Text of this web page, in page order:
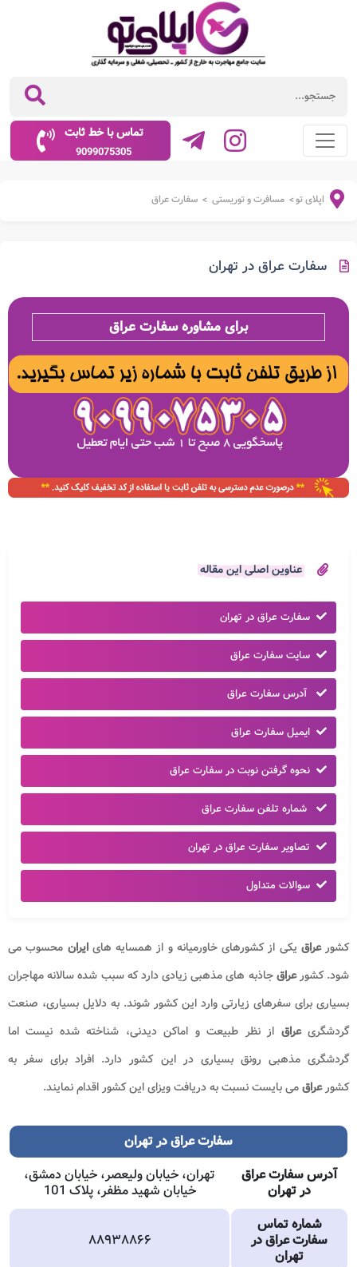
تماس با خط ثابت
9099075305
اپلای تو> مسافرت و توریستی > سفارت عراق
سفارت عراق در تهران
برای مشاوره سفارت عراق
عناوین اصلی این مقاله
سفارت عراق در تهران
سایت سفارت عراق
آدرس سفارت عراق
ایمیل سفارت عراق
نحوه گرفتن نوبت در سفارت عراق
شماره تلفن سفارت عراق
تصاویر سفارت عراق در تهران
سوالات متداول
کشورعراق یکی از کشورهای خاورمیانه و از همسایه هایایران محسوب می
شود. کشورعراقجاذبه های مذهبی زیادی دارد که سبب شده سالانه مهاجران
بسیاری برای سفرهای زیارتی وارد این کشور شوند. به دلایل بسیاری، صنعت
گردشگریعراق از نظر طبیعت و اماکن دیدنی، شناخته شده نیست اما
گردشگری مذهبی رونق بسیاری در این کشور دارد. افراد برای سفر به
کشورعراقمی بایست نسبت به دریافت ویزای این کشور اقدام نمایند.
سفارت عراق در تهران
آدرس سفارت عراق
در تهران
تهران، خیابان ولیعصر، خیابان دمشق،
خیابان شهید مظفر، پلاک 101
شماره تماس
سفارت عراق در
تهران
۸۸۹۳۸۸۶۶